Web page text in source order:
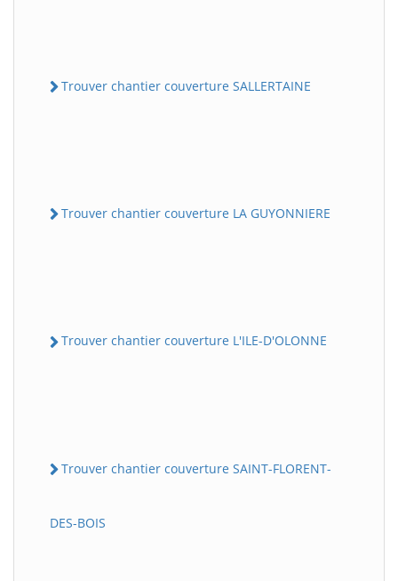
Trouver chantier couverture SALLERTAINE
Trouver chantier couverture LA GUYONNIERE
Trouver chantier couverture L'ILE-D'OLONNE
Trouver chantier couverture SAINT-FLORENT-
DES-BOIS